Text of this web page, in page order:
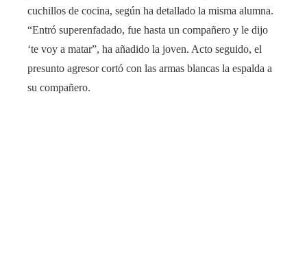
cuchillos de cocina, según ha detallado la misma alumna.
“Entró superenfadado, fue hasta un compañero y le dijo
‘te voy a matar”, ha añadido la joven. Acto seguido, el
presunto agresor cortó con las armas blancas la espalda a
su compañero.